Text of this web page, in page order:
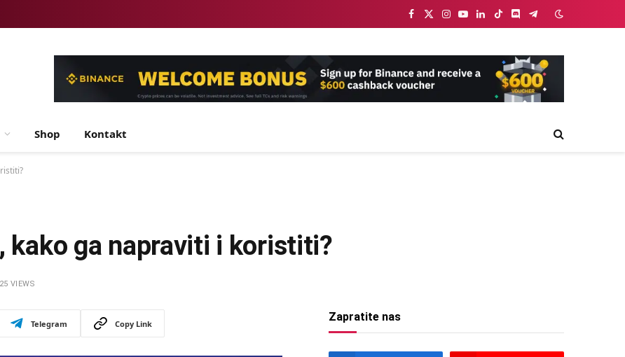
Facebook
X
Instagram
YouTube
LinkedIn
TikTokDiscordTelegram
Shop Kontakt
kako ga napraviti i koristiti?
VIEWS
Telegram Copy Link Zapratite nas